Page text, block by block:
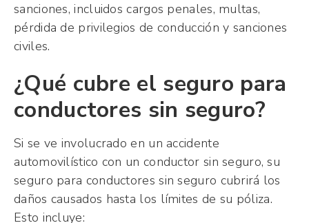
sanciones, incluidos cargos penales, multas,
pérdida de privilegios de conducción y sanciones
civiles.
¿Qué cubre el seguro para
conductores sin seguro?
Si se ve involucrado en un accidente
automovilístico con un conductor sin seguro, su
seguro para conductores sin seguro cubrirá los
daños causados hasta los límites de su póliza.
Esto incluye: